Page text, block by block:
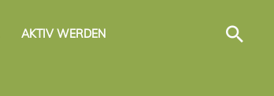
AKTIV WERDEN